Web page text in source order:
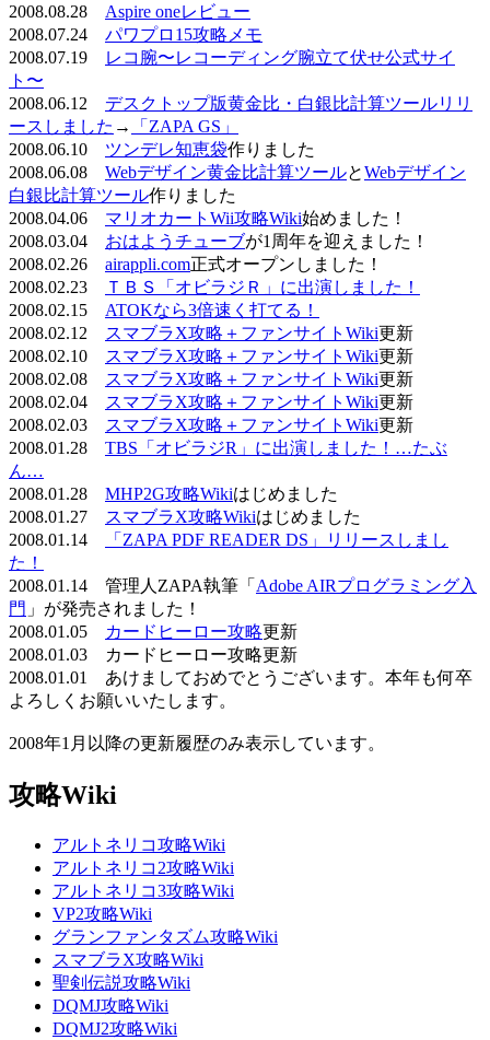
2008.08.28 Aspire oneレビュー
2008.07.24 パワプロ15攻略メモ
2008.07.19
レコ腕〜レコーディング腕立て伏せ公式サイ
ト〜
2008.06.12 デスクトップ版黄金比・白銀比計算ツールリリ
ースしました →
「ZAPA GS」
2008.06.10 ツンデレ知恵袋作りました
2008.06.08 Webデザイン黄金比計算ツールとWebデザイン
白銀比計算ツール作りました
2008.04.06 マリオカートWii攻略Wiki始めました！
2008.03.04 おはようチューブが1周年を迎えました！
2008.02.26 airappli.com正式オープンしました！
2008.02.23
ＴＢＳ「オビラジＲ」に出演しました！
2008.02.15 ATOKなら3倍速く打てる！
2008.02.12
スマブラX攻略＋ファンサイトWiki更新
2008.02.10
スマブラX攻略＋ファンサイトWiki更新
2008.02.08
スマブラX攻略＋ファンサイトWiki更新
2008.02.04
スマブラX攻略＋ファンサイトWiki更新
2008.02.03
スマブラX攻略＋ファンサイトWiki更新
2008.01.28 TBS「オビラジR」に出演しました！…たぶ
ん…
2008.01.28 MHP2G攻略Wikiはじめました
2008.01.27
スマブラX攻略Wikiはじめました
2008.01.14
「ZAPA PDF READER DS」リリースしまし
た！
2008.01.14 管理人ZAPA執筆「 Adobe AIRプログラミング入
門 」が発売されました！
2008.01.05
カードヒーロー攻略更新
2008.01.03 カードヒーロー攻略更新
2008.01.01 あけましておめでとうございます。本年も何卒
よろしくお願いいたします。
2008年1月以降の更新履歴のみ表示しています。
攻略Wiki
アルトネリコ攻略Wiki
アルトネリコ2攻略Wiki
アルトネリコ3攻略Wiki
VP2攻略Wiki
グランファンタズム攻略Wiki
スマブラX攻略Wiki
聖剣伝説攻略Wiki
DQMJ攻略Wiki
DQMJ2攻略Wiki